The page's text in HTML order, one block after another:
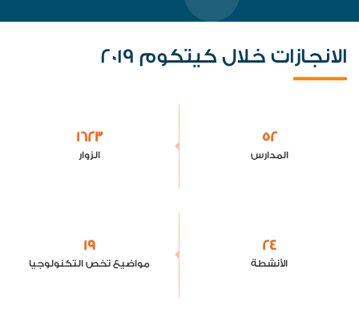
الانجازات خلال كيتكوم 2019
52
المدارس
1623
الزوار
24
الأنشطة
19
مواضيع تخص التكنولوجيا